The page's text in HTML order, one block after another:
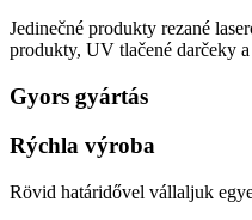
Jedinečné produkty rezané
produkty, UV tlačené darčeky
Gyors gyártás
Rýchla výroba
Rövid határidővel vállaljuk